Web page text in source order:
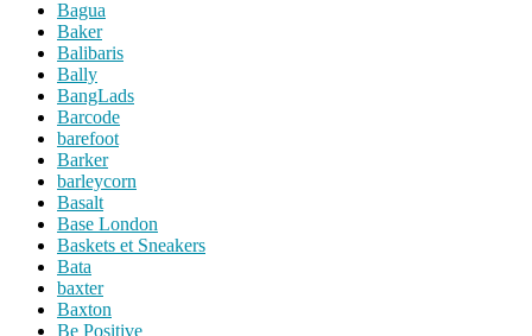
Bagua
Baker
Balibaris
Bally
BangLads
Barcode
barefoot
Barker
barleycorn
Basalt
Base London
Baskets et Sneakers
Bata
baxter
Baxton
Be Positive